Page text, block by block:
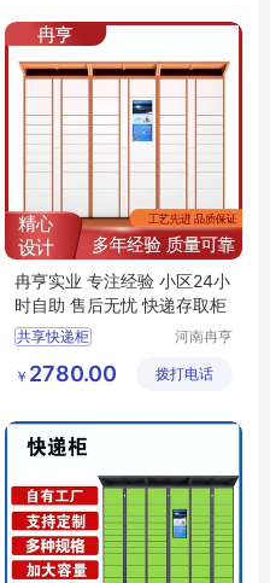
称重打码一体机
冉亨实业 专注经验 小区24小
时自助 售后无忧 快递存取柜
共享快递柜
快递自提柜
智能快递自提柜
河南冉亨
公司
￥ 2780.00 拨打电话